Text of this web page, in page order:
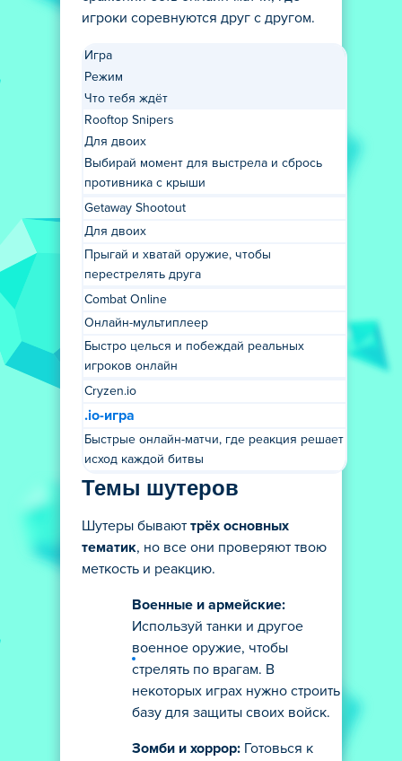
игроки соревнуются друг с другом.
Игра
Режим
Что тебя ждёт
Rooftop Snipers
Для двоих
Выбирай момент для выстрела и сбрось
противника с крыши
Getaway Shootout
Для двоих
Прыгай и хватай оружие, чтобы
перестрелять друга
Combat Online
Онлайн-мультиплеер
Быстро целься и побеждай реальных
игроков онлайн
Cryzen.io
.io-игра
Быстрые онлайн-матчи, где реакция решает
исход каждой битвы
Темы шутеров
Шутеры бывают трёх основных
тематик, но все они проверяют твою
меткость и реакцию.
Военные и армейские:
Используй танки и другое
военное оружие, чтобы
стрелять по врагам. В
некоторых играх нужно строить
базу для защиты своих войск.
Зомби и хоррор: Готовься к